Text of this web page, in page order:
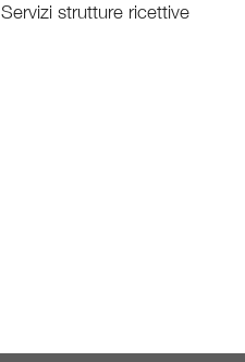
Servizi strutture ricettive